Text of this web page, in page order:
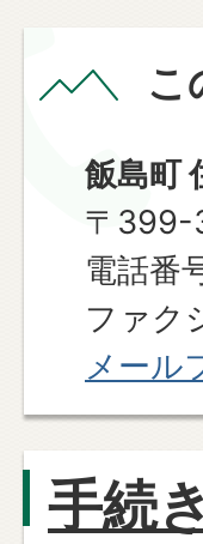
こ
飯島町
〒399-
電話番
ファク
メール
手続